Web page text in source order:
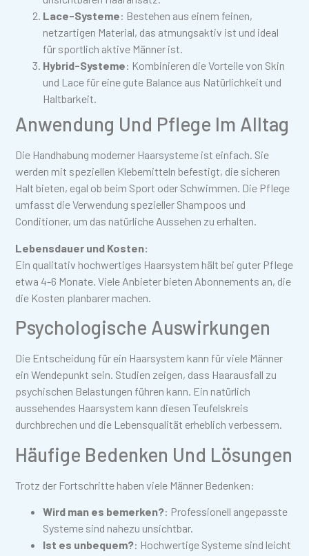
Lace-Systeme: Bestehen aus einem feinen,
netzartigen Material, das atmungsaktiv ist und ideal
für sportlich aktive Männer ist.
Hybrid-Systeme: Kombinieren die Vorteile von Skin
und Lace für eine gute Balance aus Natürlichkeit und
Haltbarkeit.
Anwendung Und Pflege Im Alltag
Die Handhabung moderner Haarsysteme ist einfach. Sie
werden mit speziellen Klebemitteln befestigt, die sicheren
Halt bieten, egal ob beim Sport oder Schwimmen. Die Pflege
umfasst die Verwendung spezieller Shampoos und
Conditioner, um das natürliche Aussehen zu erhalten.
Lebensdauer und Kosten:
Ein qualitativ hochwertiges Haarsystem hält bei guter Pflege
etwa 4-6 Monate. Viele Anbieter bieten Abonnements an, die
die Kosten planbarer machen.
Psychologische Auswirkungen
Die Entscheidung für ein Haarsystem kann für viele Männer
ein Wendepunkt sein. Studien zeigen, dass Haarausfall zu
psychischen Belastungen führen kann. Ein natürlich
aussehendes Haarsystem kann diesen Teufelskreis
durchbrechen und die Lebensqualität erheblich verbessern.
Häufige Bedenken Und Lösungen
Trotz der Fortschritte haben viele Männer Bedenken:
Wird man es bemerken?: Professionell angepasste
Systeme sind nahezu unsichtbar.
Ist es unbequem?: Hochwertige Systeme sind leicht